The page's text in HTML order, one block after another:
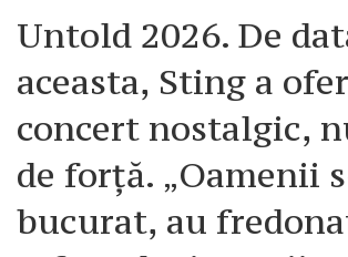
Untold 2026. De
aceasta, Sting a
concert nostalgic,
de forță. „Oamenii
bucurat, au